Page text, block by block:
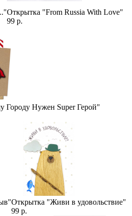
Открытка "From Russia With Love"
99 р.
Городу Нужен Super Герой"
Открытка "Живи в удовольствие"
99 р.